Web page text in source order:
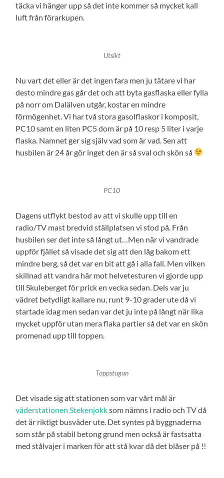
täcka vi hänger upp så det inte kommer så mycket kall
luft från förarkupen.
Utsikt
Nu vart det eller är det ingen fara men ju tätare vi har
desto mindre gas går det och att byta gasflaska eller fylla
på norr om Dalälven utgår, kostar en mindre
förmögenhet. Vi har två stora gasolflaskor i komposit,
PC10 samt en liten PC5 dom är på 10 resp 5 liter i varje
flaska. Namnet ger sig själv vad som är vad. Sen att
husbilen är 24 år gör inget den är så sval och skön så
PC10
Dagens utflykt bestod av att vi skulle upp till en
radio/TV mast bredvid ställplatsen vi stod på. Från
husbilen ser det inte så långt ut…Men när vi vandrade
uppför fjället så visade det sig att den låg bakom ett
mindre berg, så det var en bit att gå i alla fall. Men vilken
skillnad att vandra här mot helvetesturen vi gjorde upp
till Skuleberget för prick en vecka sedan. Dels var ju
vädret betydligt kallare nu, runt 9-10 grader ute då vi
startade idag men sedan var det ju inte på långt när lika
mycket uppför utan mera flaka partier så det var en skön
promenad upp till toppen.
Toppstugan
Det visade sig att stationen som var vårt mål är
väderstationen Stekenjokksom nämns i radio och TV då
det är riktigt busväder ute. Det syntes på byggnaderna
som står på stabil betong grund men också är fastsatta
med stålvajer i marken för att stå kvar då det blåser på !!